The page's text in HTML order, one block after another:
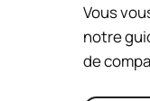
Vous
notre
de